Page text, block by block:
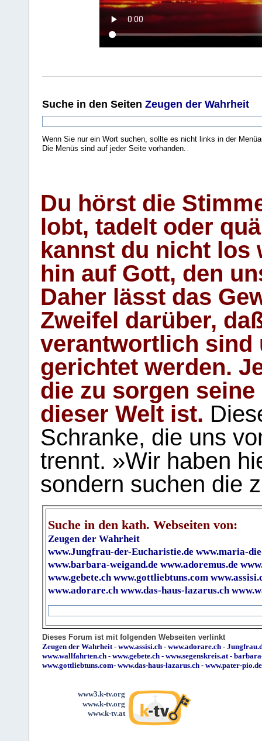
Suche in den Seiten Zeugen der Wahrheit
Wenn Sie nur ein Wort suchen, sollte es nicht links in der
Die Menüs sind auf jeder Seite vorhanden..
Du hörst die
lobt, tadelt oder
kannst du nicht los
hin auf Gott, den
Daher lässt das
Zweifel darüber,
verantwortlich sind
gerichtet werden.
die zu sorgen
dieser Welt ist.
Schranke, die uns
trennt. »Wir haben
sondern suchen die
Suche in den kath. Webseiten von:
Zeugen der Wahrheit
www.Jungfrau-der-Eucharistie.de www.maria-
www.barbara-weigand.de www.adoremus.de
www.gebete.ch www.gottliebtuns.com
www.adorare.ch www.das-haus-lazarus.ch
Dieses Forum ist mit folgenden Webseiten verlinkt
Zeugen der Wahrheit- www.assisi.ch - www.adorare.ch -
www.wallfahrten.ch - www.gebete.ch - www.segenskreis.at-
www.gottliebtuns.com- www.das-haus-lazarus.ch - www.pater-pio.de
www3.k-tv.org
www.k-tv.org
www.k-tv.at